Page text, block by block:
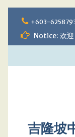
to
content
+603-
Notice: 欢
吉隆坡